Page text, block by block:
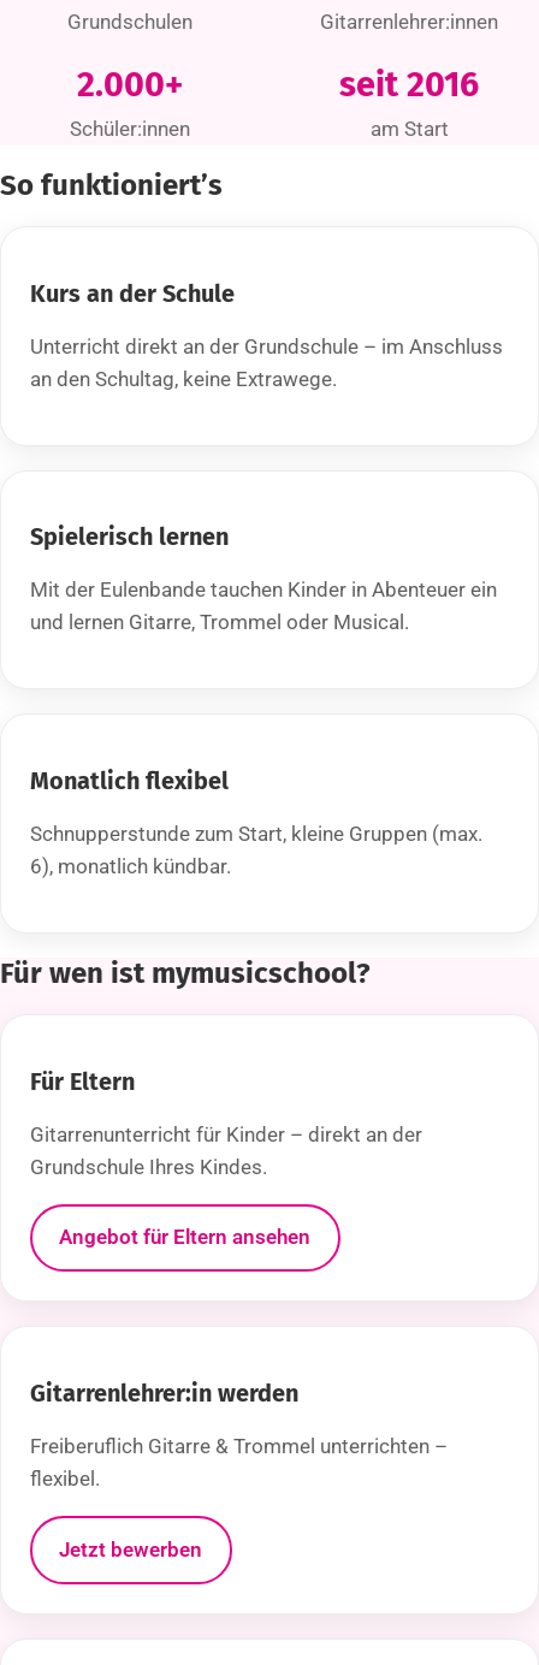
Grundschulen Gitarrenlehrer:innen
2.000+
Schüler:innen
seit 2016
am Start
So funktioniert’s
Kurs an der Schule
Unterricht direkt an der Grundschule – im Anschluss
an den Schultag, keine Extrawege.
Spielerisch lernen
Mit der Eulenbande tauchen Kinder in Abenteuer ein
und lernen Gitarre, Trommel oder Musical.
Monatlich flexibel
Schnupperstunde zum Start, kleine Gruppen (max.
6), monatlich kündbar.
Für wen ist mymusicschool?
Für Eltern
Gitarrenunterricht für Kinder – direkt an der
Grundschule Ihres Kindes.
Angebot für Eltern ansehen
Gitarrenlehrer:in werden
Freiberuflich Gitarre & Trommel unterrichten –
flexibel.
Jetzt bewerben